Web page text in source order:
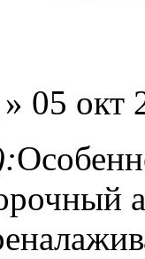
» 05 окт